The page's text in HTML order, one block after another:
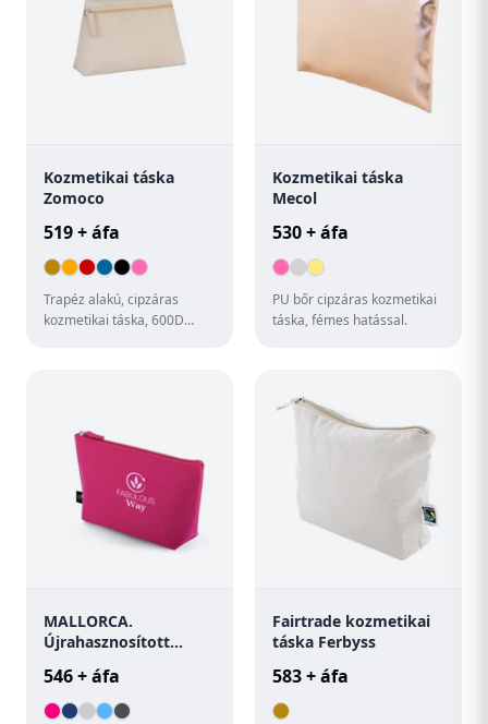
Kozmetikai táska
Zomoco
519 + áfa
Trapéz alakú, cipzáras
kozmetikai táska, 600D
Kozmetikai táska
Mecol
530 + áfa
PU bőr cipzáras kozmetikai
táska, fémes hatással.
MALLORCA.
Újrahasznosított
készült többcélú táska
546 + áfa
Fairtrade kozmetikai
táska Ferbyss
583 + áfa